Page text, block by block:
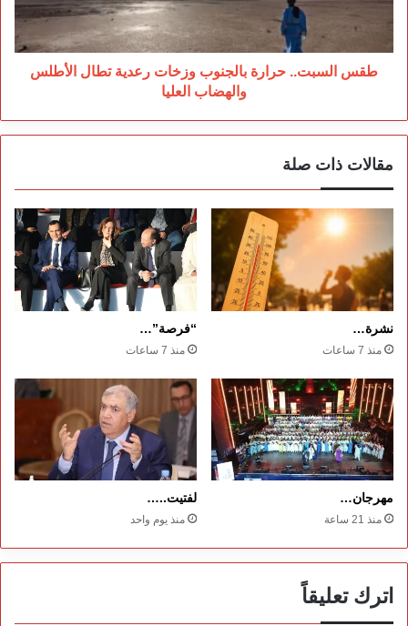
تطال
الأطلس
والهضاب
العليا
طقس السبت.. حرارة بالجنوب وزخات رعدية تطال الأطلس
والهضاب العليا
مقالات ذات صلة
نشرة…
منذ 7 ساعات
“فرصة”…
منذ 7 ساعات
مهرجان…
منذ 21 ساعة
لفتيت..…
منذ يوم واحد
اترك تعليقاً